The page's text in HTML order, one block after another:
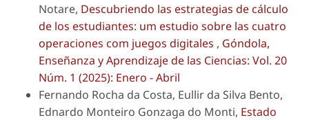
Notare, Descubriendo las estrategias de cálculo
de los estudiantes: um estudio sobre las cuatro
operaciones com juegos digitales , Góndola,
Enseñanza y Aprendizaje de las Ciencias: Vol. 20
Núm. 1 (2025): Enero - Abril
Fernando Rocha da Costa, Eullir da Silva Bento,
Ednardo Monteiro Gonzaga do Monti, Estado